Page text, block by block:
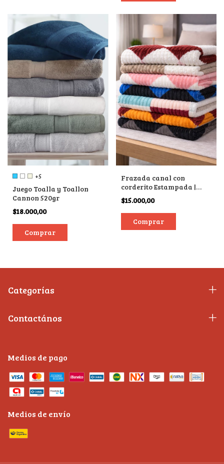
+5
Juego Toalla y Toallon
Cannon 520gr
$18.000,00
Comprar
Frazada canal con
corderito Estampada |
Surtidas
$15.000,00
Categorías
Contactános
Medios de pago
Medios de envío